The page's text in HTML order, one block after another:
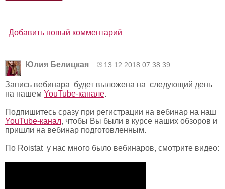
Добавить новый комментарий
Юлия Белицкая 13.12.2018 07:38:39
Запись вебинара будет выложена на следующий день
на нашем YouTube-канале.
Подпишитесь сразу при регистрации на вебинар на наш
YouTube-канал, чтобы Вы были в курсе наших обзоров и
пришли на вебинар подготовленным.
По Roistat у нас много было вебинаров, смотрите видео: